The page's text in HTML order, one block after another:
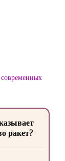
ракет?